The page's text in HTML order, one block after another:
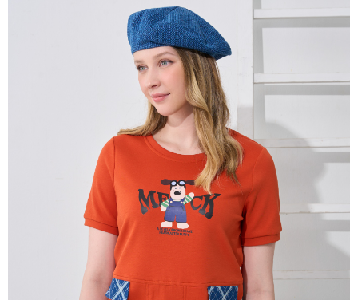
4.訂單成立30分鐘內，如未前往確認交易或遇審核未通過，訂單將自動取
消。如遇「轉專審核」未通過狀況，表示未達大哥付你分期系統評分，恕無
1.分期款項不併入電信帳單，「大哥付你分期」於每月結算日後寄送繳費提
2.透過簡訊連結打開帳單後，可選擇「超商條碼／台灣大直營門市／銀行轉
帳／街口支付／iPASS MONEY」等通路繳費。
1.本服務係由「台灣大哥大股份有限公司」（以下簡稱本公司）所提供，讓
用戶於交易時，得透過本服務購買商品或服務，並由商店將買賣／分期付款
買賣價金債權讓與本公司後，依約使用本公司帳單繳交帳款。
2.基於同意付款使用「大哥付你分期」之契約關係目的，商店將以您的個人
資料（包含姓名、電話或地址）提供予台灣大哥大進項蒐集、處理及利用，
由本公司與您本人進行分期帳單所需資料之確認、核對及更正。
3.完整用戶服務條款，請詳閱以下連結：
https://oppay.tw/userRule
１．簡單：不需註冊會員、不需綁卡、不需儲值。
２．便利：只要手機號碼，簡訊認證，即可結帳。
３．安心：先確認商品／服務後，再付款。
【「AFTEE先享後付」結帳流程】
１．於結帳方式選擇「AFTEE先享後付」後，將跳轉至「AFTEE先享後付」
結帳頁面，進行簡訊認證並確認金額後，即可完成結帳。
２．訂單成立數日內，您將收到繳費通知簡訊。
３．收到繳費通知簡訊後14天內，點擊此簡訊中的連結，可透過四大超商／
ATM／網路銀行／等多元方式進行付款，方視為交易完成。
※ 請注意：結帳手續完成當下不需立刻繳費，但若您需要取消訂單，請聯絡
購買商品的店家。未經商家同意取消之訂單仍視為有效，需透過AFTEE先享
後付繳納相關費用。
※ 交易是否成功請以「AFTEE先享後付 」之結帳頁面顯示為準，若有關於
是否繳費成功／繳費後需取消欲退款等相關疑問，請聯繫「AFTEE先享後付
https://netprotections.freshdesk.com/support/home
１．透過由恩沛科技股份有限公司提供之「AFTEE先享後付」服務完成之交
易，需依本服務之必要範圍內提供個人資料，並將交易相關給付款項請求債
每筆NT$120，滿NT$2,000(含以上)免運費
每筆NT$120，滿NT$2,000(含以上)免運費
每筆NT$120，滿NT$2,000(含以上)免運費